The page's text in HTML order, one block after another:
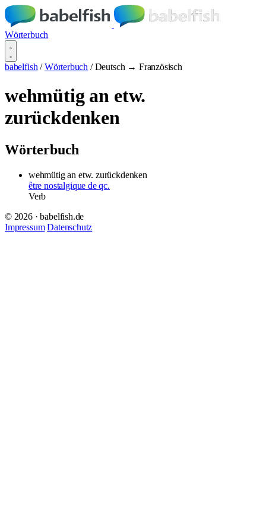
Wörterbuch
babelfish / Wörterbuch / Deutsch → Französisch
wehmütig an etw.
zurückdenken
Wörterbuch
wehmütig an etw. zurückdenken
être nostalgique de qc.
Verb
© 2026 · babelfish.de
Impressum Datenschutz